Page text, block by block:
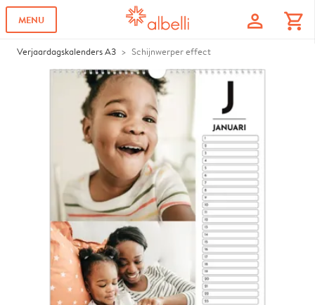
MENU profile shopping_cart
Verjaardagskalenders A3 Schijnwerper effect